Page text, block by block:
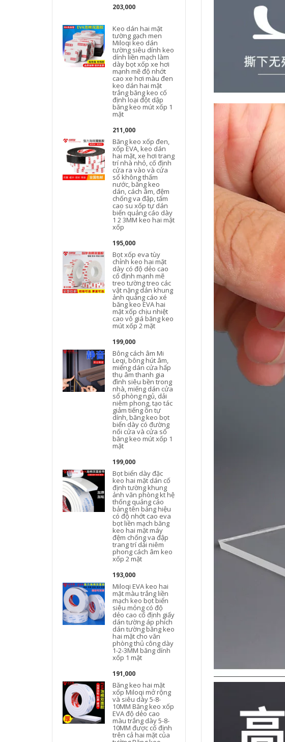
203,000
Keo dán hai mặt
tường gạch men
Miloqi keo dán
tường siêu dính keo
dính liền mạch làm
dày bọt xốp xe hơi
mạnh mẽ độ nhớt
cao xe hơi màu đen
keo dán hai mặt
trắng băng keo cố
định loại đột dập
băng keo mút xốp 1
mặt
211,000
Băng keo xốp đen,
xốp EVA, keo dán
hai mặt, xe hơi trang
trí nhà nhỏ, cố định
cửa ra vào và cửa
sổ không thấm
nước, băng keo
dán, cách âm, đệm
chống va đập, tấm
cao su xốp tự dán
biển quảng cáo dày
1 2 3MM keo hai mặt
xốp
195,000
Bọt xốp eva tùy
chỉnh keo hai mặt
dày có độ dẻo cao
cố định mạnh mẽ
treo tường treo các
vật nặng dán khung
ảnh quảng cáo xé
băng keo EVA hai
mặt xốp chịu nhiệt
cao vô giá băng keo
mút xốp 2 mặt
199,000
Bông cách âm Mi
Leqi, bông hút âm,
miếng dán cửa hấp
thụ âm thanh gia
đình siêu bền trong
nhà, miếng dán cửa
sổ phòng ngủ, dải
niêm phong, tạo tác
giảm tiếng ồn tự
dính, băng keo bọt
biển dày có đường
nối cửa và cửa sổ
băng keo mút xốp 1
mặt
199,000
Bọt biển dày đặc
keo hai mặt dán cố
định tường khung
ảnh văn phòng kt hệ
thống quảng cáo
bảng tên bảng hiệu
có độ nhớt cao eva
bọt liền mạch băng
keo hai mặt máy
đệm chống va đập
trang trí dải niêm
phong cách âm keo
xốp 2 mặt
193,000
Miloqi EVA keo hai
mặt màu trắng liền
mạch keo bọt biển
siêu mỏng có độ
dẻo cao cố định giấy
dán tường áp phích
dán tường băng keo
hai mặt cho văn
phòng thủ công dày
1-2-3MM băng dính
xốp 1 mặt
191,000
Băng keo hai mặt
xốp Miloqi mở rộng
và siêu dày 5-8-
10MM Băng keo xốp
EVA độ dẻo cao
màu trắng dày 5-8-
10MM được cố định
trên cả hai mặt của
Trắng Bông xốp
cách âm Băng keo
hai mặt 1-2-3mm
băng dính xốp vàng
Miloqi bọt mạnh
định tường vật tư
mạch quảng cáo bọt
xốp EVA trắng siêu
mỏng không thấm
nước keo dán hai
mặt có độ nhớt cao
băng dính xốp 1 mặt
Miloqi bọt đen liền
mạch dải keo hai
mặt dán chặt khung
ảnh bọt biển có độ
nhớt cao cố định
tường dày dán
tường xe hơi đặc
biệt siêu mạnh
không đánh dấu
hấp thụ sốc cơ học
2-3-5MM băng dính
xốp đen
194,000
Miloqi bọt biển
mạnh mẽ hai mặt
băng keo dán tường
có độ nhớt cao 2-3-
5MM cộng với độ
dày Băng dính hai
mặt bọt trắng EVA
bán buôn vận
chuyển băng keo
dán cách âm băng
keo xốp
193,000
Miller Qi băng keo
hai mặt bọt biển có
độ nhớt cao siêu
218,000
Miloqi bọt biển
mạnh mẽ hai mặt
keo dán tường có
độ nhớt cao cố
cao khung ảnh treo
tường cố định
mẽ dày 5-8-10MM
để lại dấu vết trên cả
hai mặt của ngành
kỹ thuật băng bọt
dải niêm phong
cách âm băng keo